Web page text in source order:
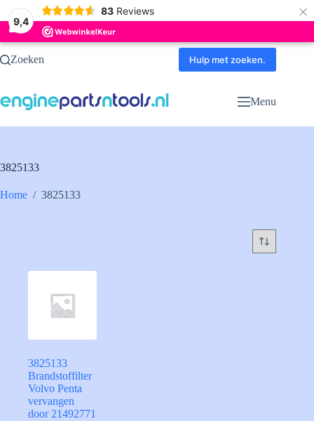
9,4
83 Reviews ×
Ga
naarZoeken Hulp met zoeken.
Menu
3825133
Home / 3825133
3825133
Brandstoffilter
Volvo Penta
vervangen
door 21492771